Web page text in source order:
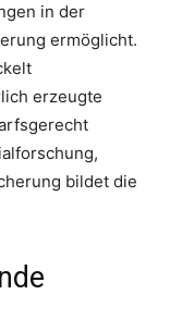
in der
ermöglicht.
erzeugte
bildet die